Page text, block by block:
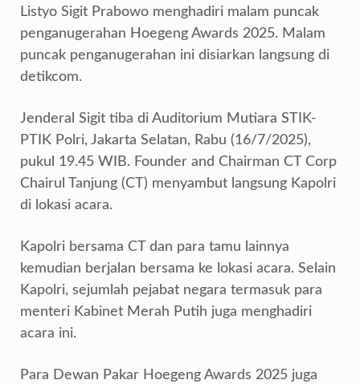
Listyo Sigit Prabowo menghadiri malam puncak
penganugerahan Hoegeng Awards 2025. Malam
puncak penganugerahan ini disiarkan langsung di
detikcom.
Jenderal Sigit tiba di Auditorium Mutiara STIK-
PTIK Polri, Jakarta Selatan, Rabu (16/7/2025),
pukul 19.45 WIB. Founder and Chairman CT Corp
Chairul Tanjung (CT) menyambut langsung Kapolri
di lokasi acara.
Kapolri bersama CT dan para tamu lainnya
kemudian berjalan bersama ke lokasi acara. Selain
Kapolri, sejumlah pejabat negara termasuk para
menteri Kabinet Merah Putih juga menghadiri
acara ini.
Para Dewan Pakar Hoegeng Awards 2025 juga